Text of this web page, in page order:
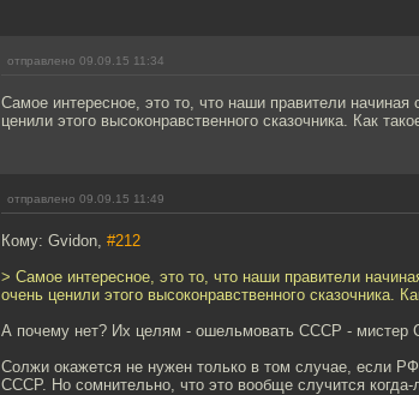
отправлено 09.09.15 11:34
Самое интересное, это то, что наши правители начиная
ценили этого высоконравственного сказочника. Как
отправлено 09.09.15 11:49
Кому: Gvidon, #212
> Самое интересное, это то, что наши правители
очень ценили этого высоконравственного сказочника.
А почему нет? Их целям - ошельмовать СССР - мистер
Солжи окажется не нужен только в том случае, если
СССР. Но сомнительно, что это вообще случится когда-